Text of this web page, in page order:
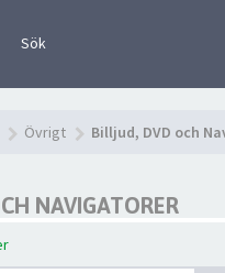
Sök
Övrigt Billjud, DVD och
NAVIGATORER